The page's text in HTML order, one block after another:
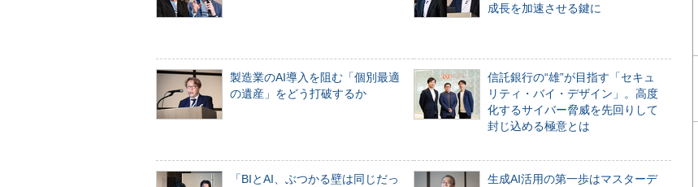
成長を加速させる鍵に
製造業のAI導入を阻む「個別最適
の遺産」をどう打破するか
信託銀行の“雄”が目指す「セキュ
リティ・バイ・デザイン」。高度
化するサイバー脅威を先回りして
封じ込める極意とは
「BIとAI、ぶつかる壁は同じだっ
生成AI活用の第一歩はマスターデ